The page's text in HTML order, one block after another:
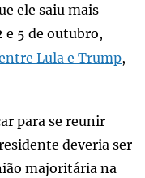
ele saiu mais
e 5 de outubro,
Lula e Trump,
para se reunir
deveria ser
majoritária na